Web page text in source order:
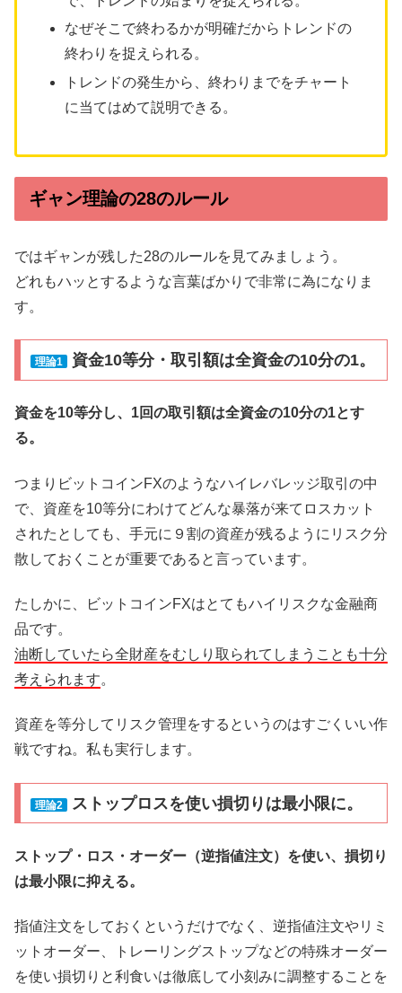
なぜそこで終わるかが明確だからトレンドの
終わりを捉えられる。
トレンドの発生から、終わりまでをチャート
に当てはめて説明できる。
ギャン理論の28のルール
ではギャンが残した28のルールを見てみましょう。
どれもハッとするような言葉ばかりで非常に為になりま
す。
理論1 資金10等分・取引額は全資金の10分の1。
資金を10等分し、1回の取引額は全資金の10分の1とす
る。
つまりビットコインFXのようなハイレバレッジ取引の中
で、資産を10等分にわけてどんな暴落が来てロスカット
されたとしても、手元に９割の資産が残るようにリスク分
散しておくことが重要であると言っています。
たしかに、ビットコインFXはとてもハイリスクな金融商
品です。
油断していたら全財産をむしり取られてしまうことも十分
考えられます。
資産を等分してリスク管理をするというのはすごくいい作
戦ですね。私も実行します。
理論2 ストップロスを使い損切りは最小限に。
ストップ・ロス・オーダー（逆指値注文）を使い、損切り
は最小限に抑える。
指値注文をしておくというだけでなく、逆指値注文やリミ
ットオーダー、トレーリングストップなどの特殊オーダー
を使い損切りと利食いは徹底して小刻みに調整することを